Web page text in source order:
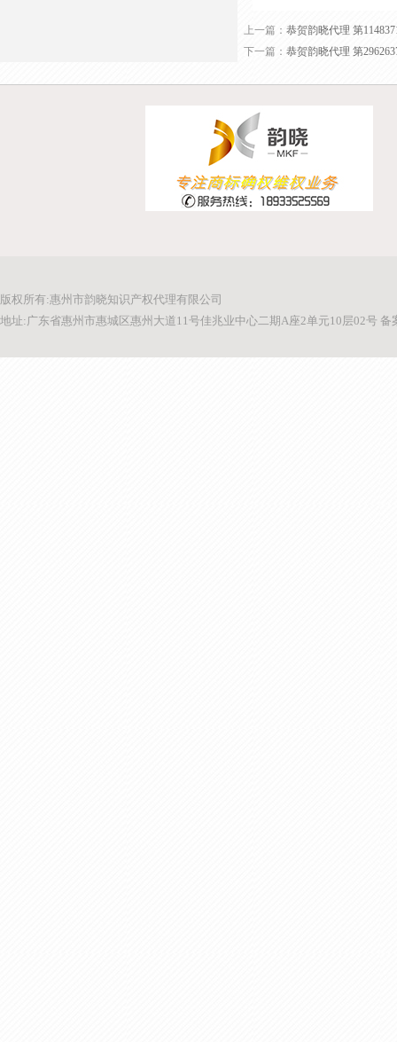
上一篇： 恭贺韵晓代理 第
下一篇： 恭贺韵晓代理 第
版权所有:惠州市韵晓知识产权代理有限公司
地址:广东省惠州市惠城区惠州大道11号佳兆业中心二期A座2单元10层02号 备